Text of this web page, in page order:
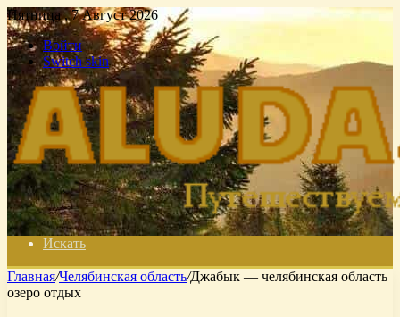
Пятница , 7 Август 2026
Войти
Switch skin
Искать
Главная/Челябинская область/Джабык — челябинская область
озеро отдых